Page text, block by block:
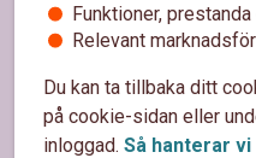
Funktioner,
Relevant
Du kan ta tillbaka ditt
på cookie-sidan eller
inloggad. Så hanterar vi
Spärrhjälp
Våra kontor
Bli kund